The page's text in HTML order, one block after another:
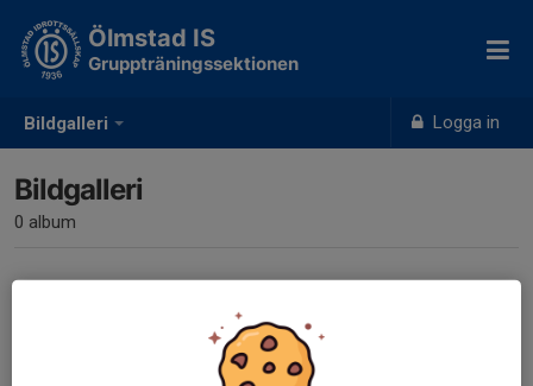
Bildgalleri Logga in
Ölmstad IS
Gruppträningssektionen
Bildgalleri
0 album
Inga album skapade